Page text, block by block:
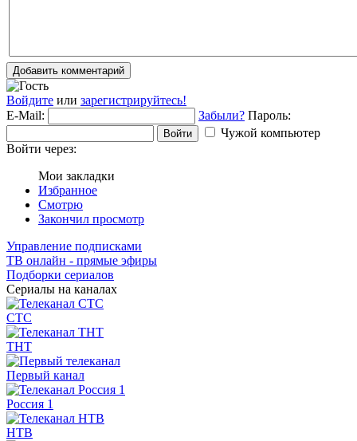
Добавить комментарий
Войдите или зарегистрируйтесь!
E-Mail:
Забыли? Пароль:
Войти
Чужой компьютер
Войти через:
Мои закладки
Избранное
Смотрю
Закончил просмотр
Управление подписками
ТВ онлайн - прямые эфиры
Подборки сериалов
Сериалы на каналах
СТС
ТНТ
Первый канал
Россия 1
НТВ